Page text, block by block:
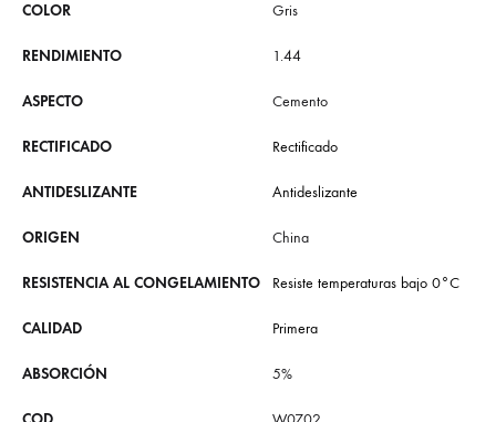
COLOR Gris
RENDIMIENTO 1.44
ASPECTO Cemento
RECTIFICADO Rectificado
ANTIDESLIZANTE Antideslizante
ORIGEN China
RESISTENCIA AL CONGELAMIENTO Resiste temperaturas bajo 0°C
CALIDAD Primera
ABSORCIÓN 5%